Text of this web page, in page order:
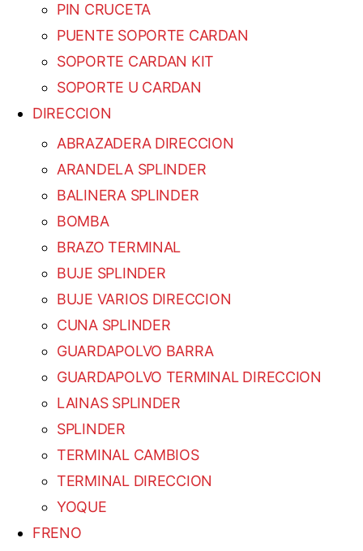
PIN CRUCETA
PUENTE SOPORTE CARDAN
SOPORTE CARDAN KIT
SOPORTE U CARDAN
DIRECCION
ABRAZADERA DIRECCION
ARANDELA SPLINDER
BALINERA SPLINDER
BOMBA
BRAZO TERMINAL
BUJE SPLINDER
BUJE VARIOS DIRECCION
CUNA SPLINDER
GUARDAPOLVO BARRA
GUARDAPOLVO TERMINAL DIRECCION
LAINAS SPLINDER
SPLINDER
TERMINAL CAMBIOS
TERMINAL DIRECCION
YOQUE
FRENO